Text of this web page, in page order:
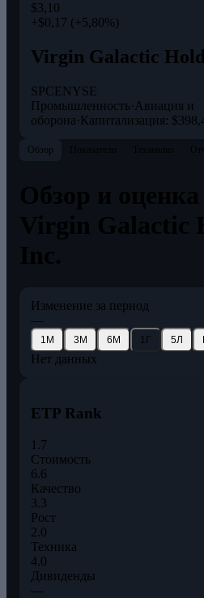
$3,10
+$0,17 (+5,80%)
Virgin Galactic
SPCENYSE
Промышленность· Авиация и
оборона·Капитализация:
Обзор
Изменение за период
—
1М 3М 6М 1Г 5Л
Нет данных
ETP Rank
1.7
Стоимость
6.6
Качество
3.3
Рост
2.0
Техника
4.0
Дивиденды
—